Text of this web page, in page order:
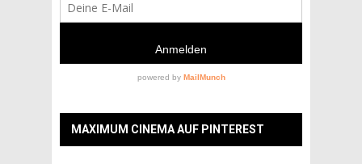
MAXIMUM CINEMA AUF PINTEREST